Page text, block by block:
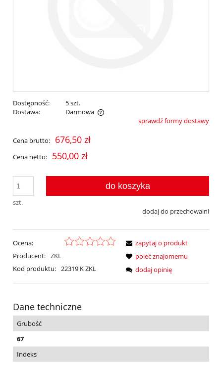
Dostępność:
5 szt.
Dostawa:
Darmowa
Cena nie zawiera ewentualnych kosztów płatnościsprawdź formy dostawy
Cena brutto: 676,50 zł
Cena netto: 550,00 zł
szt.
do koszyka
dodaj do przechowalni
Ocena:
Producent: ZKL
Kod produktu: 22319 K ZKL
zapytaj o produkt
poleć znajomemu
dodaj opinię
Dane techniczne
Grubość
67
Indeks